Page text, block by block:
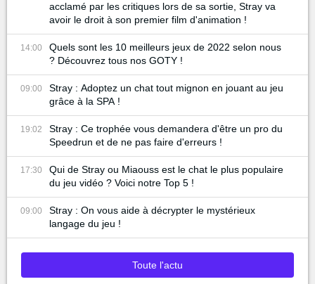
acclamé par les critiques lors de sa sortie, Stray va
avoir le droit à son premier film d'animation !
14:00
Quels sont les 10 meilleurs jeux de 2022 selon nous
? Découvrez tous nos GOTY !
09:00
Stray : Adoptez un chat tout mignon en jouant au jeu
grâce à la SPA !
19:02
Stray : Ce trophée vous demandera d'être un pro du
Speedrun et de ne pas faire d'erreurs !
17:30
Qui de Stray ou Miaouss est le chat le plus populaire
du jeu vidéo ? Voici notre Top 5 !
09:00
Stray : On vous aide à décrypter le mystérieux
langage du jeu !
Toute l'actu